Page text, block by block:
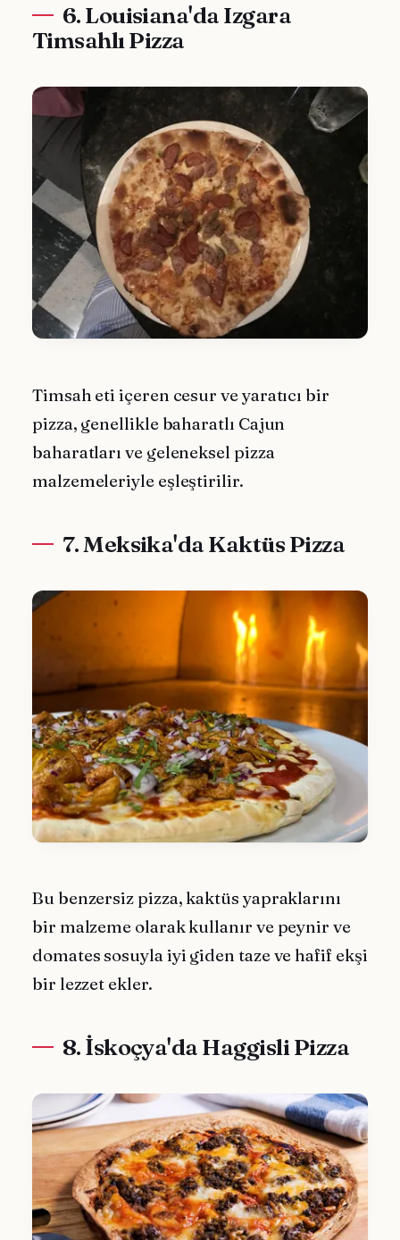
6. Louisiana'da Izgara
Timsahlı Pizza
Timsah eti içeren cesur ve yaratıcı bir
pizza, genellikle baharatlı Cajun
baharatları ve geleneksel pizza
malzemeleriyle eşleştirilir.
7. Meksika'da Kaktüs Pizza
Bu benzersiz pizza, kaktüs yapraklarını
bir malzeme olarak kullanır ve peynir ve
domates sosuyla iyi giden taze ve hafif ekşi
bir lezzet ekler.
8. İskoçya'da Haggisli Pizza